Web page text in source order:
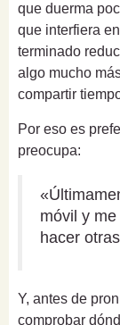
que duerma
que interfiera
terminado
algo mucho
compartir
Por eso es
preocupa:
móvil y
hacer
Y, antes de
comprobar